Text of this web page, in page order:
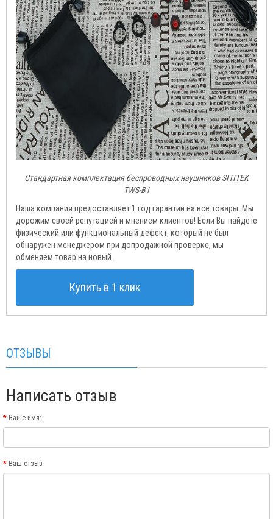
Стандартная комплектация беспроводных наушников SITITEK
TWS-B1
Наша компания предоставляет 1 год гарантии на все товары. Мы
дорожим своей репутацией и мнением клиентов! Если Вы найдёте
физический или функциональный дефект, который не был
обнаружен менеджером при допродажной проверке, мы
обменяем товар на новый.
Купить в 1 клик
ОТЗЫВЫ
Написать отзыв
Ваше имя:
Ваш отзыв